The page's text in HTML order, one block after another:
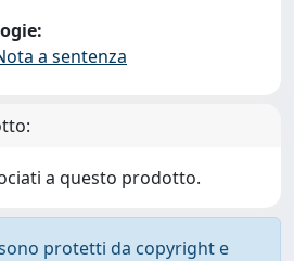
a sentenza
a questo prodotto.
protetti da copyright e